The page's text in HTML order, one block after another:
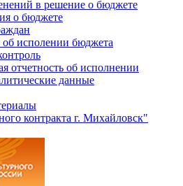
в решение о бюджете
о бюджете
об исполении бюджета
отчетность об исполнении
данные
контракта г. Михайловск"